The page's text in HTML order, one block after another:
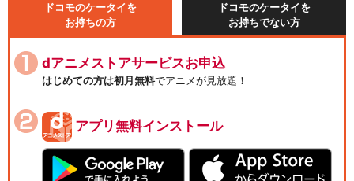
ドコモのケータイを
お持ちの方
ドコモのケータイを
お持ちでない方
dアニメストアサービスお申込
はじめての方は初月無料でアニメが見放題！
アプリ無料インストール